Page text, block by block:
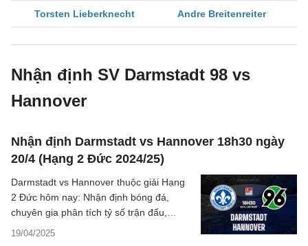
Torsten Lieberknecht Andre Breitenreiter
Nhận định SV Darmstadt 98 vs
Hannover
Nhận định Darmstadt vs Hannover 18h30 ngày
20/4 (Hạng 2 Đức 2024/25)
19/04/2025
Darmstadt vs Hannover thuộc giải Hạng
2 Đức hôm nay: Nhận định bóng đá,
chuyên gia phân tích tỷ số trận đấu,
thông tin dự đoán kết quả chi tiết.